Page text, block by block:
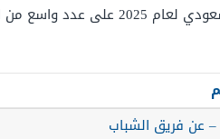
تشمل قائمة هدافي
– عن فريق الشباب